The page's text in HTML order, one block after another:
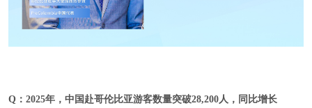
Q ： 2025年，中国赴哥伦比亚游客数量突破28,200人，同比增长